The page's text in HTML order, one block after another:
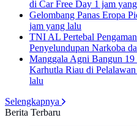
di Car Free Day 1 jam
Gelombang Panas Eropa
jam yang lalu
TNI AL Pertebal
Penyelundupan Narkoba
Manggala Agni Bangun 19
Karhutla Riau di
lalu
Selengkapnya
Berita Terbaru